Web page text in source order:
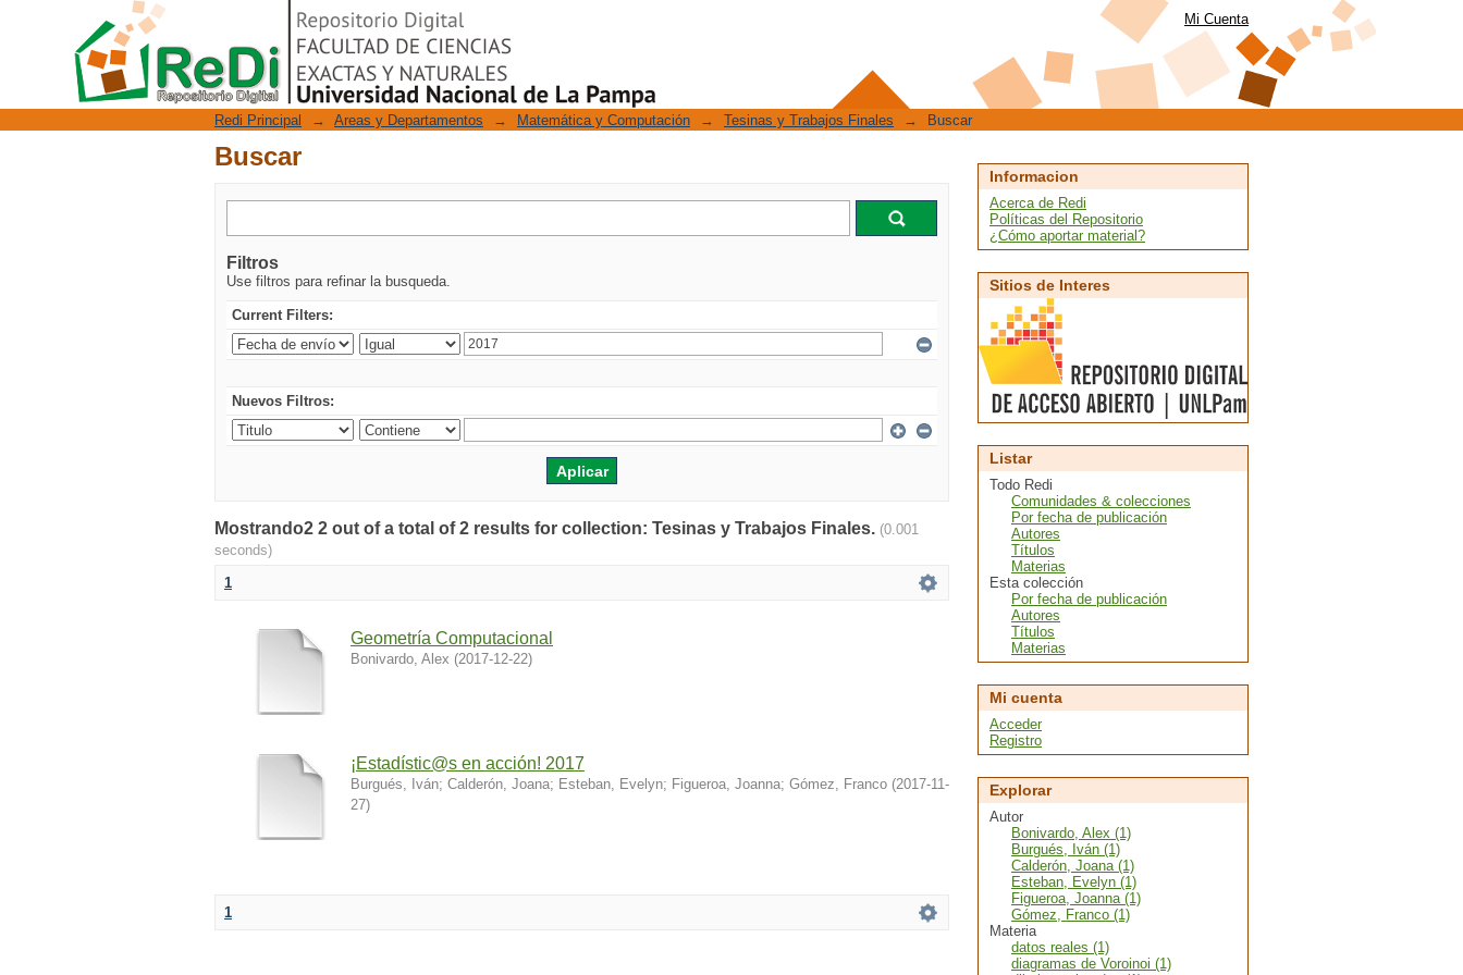
Buscar
Repositorio Digital Mi Cuenta
Redi Principal → Areas y Departamentos → Matemática y Computación → Tesinas y Trabajos Finales → Buscar
Buscar
Filtros
Use filtros para refinar la busqueda.
Current Filters:
Nuevos Filtros:
Mostrando2 2 out of a total of 2 results for collection: Tesinas y Trabajos Finales. (0.001
seconds)
1
Geometría Computacional
Bonivardo, Alex (2017-12-22)
¡Estadístic@s en acción! 2017
Burgués, Iván; Calderón, Joana; Esteban, Evelyn; Figueroa, Joanna; Gómez, Franco (2017-11-
27)
1
Informacion
Acerca de Redi
Políticas del Repositorio
¿Cómo aportar material?
Sitios de Interes
Listar
Todo Redi
Comunidades & colecciones
Por fecha de publicación
Autores
Títulos
Materias
Esta colección
Por fecha de publicación
Autores
Títulos
Materias
Mi cuenta
Acceder
Registro
Explorar
Autor
Bonivardo, Alex (1)
Burgués, Iván (1)
Calderón, Joana (1)
Esteban, Evelyn (1)
Figueroa, Joanna (1)
Gómez, Franco (1)
Materia
datos reales (1)
diagramas de Voroinoi (1)